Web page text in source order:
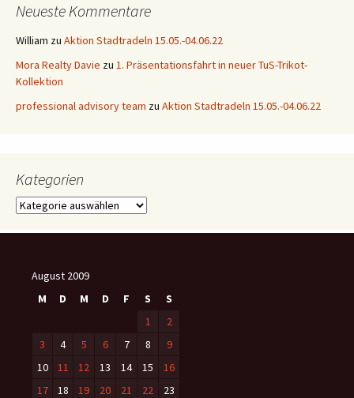
Neueste Kommentare
William zu Aktion Stadtradeln 15.05.-04.06.22
Mora Realty Davie zu 1. Präsentationsfahrt in neuer TuS-Trikot-
Kollektion
professional advisory team zu Aktion Stadtradeln 15.05.-04.06.22
Kategorien
Kategorien
August 2009
M
D M D F S
S
1
2
3
4 5 6 7 8
9
10
11 12 13 14 15
16
17
18 19 20 21 22
23